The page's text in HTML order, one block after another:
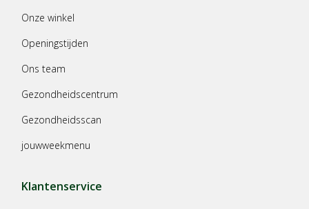
Onze winkel
Openingstijden
Ons team
Gezondheidscentrum
Gezondheidsscan
jouwweekmenu
Klantenservice